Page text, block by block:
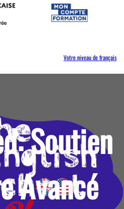
Votre niveau de français
Soutien
Avancé